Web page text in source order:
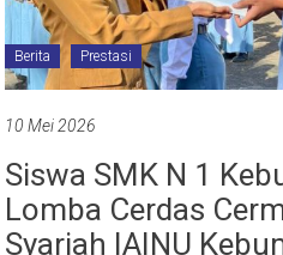
Berita Prestasi
10 Mei 2026
Siswa SMK N 1
Lomba Cerdas
Syariah IAINU